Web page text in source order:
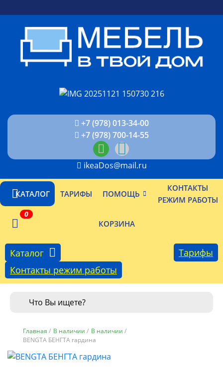
+7 (978) 013-34-00
+7 (978) 700-14-55
ikeaDos@mail.ru
КАТАЛОГ ТАРИФЫ ПОМОЩЬ
КОНТАКТЫ
РЕЖИМ РАБОТЫ
КОРЗИНА
0
Каталог
Тарифы
Контакты режим работы
Главная / В наличии / В наличии /
BENGTA БЕНГТА гардина